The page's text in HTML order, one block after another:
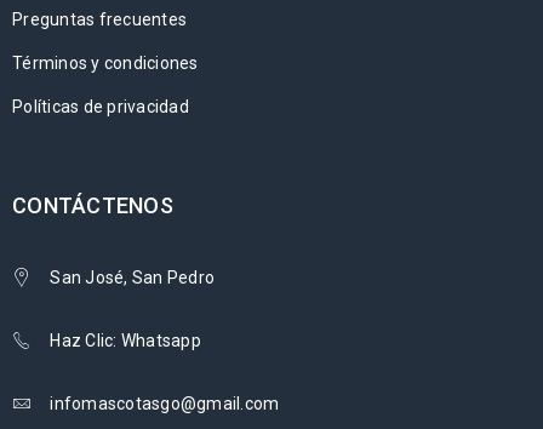
Preguntas frecuentes
Términos y condiciones
Políticas de privacidad
CONTÁCTENOS
San José, San Pedro
Haz Clic: Whatsapp
infomascotasgo@gmail.com